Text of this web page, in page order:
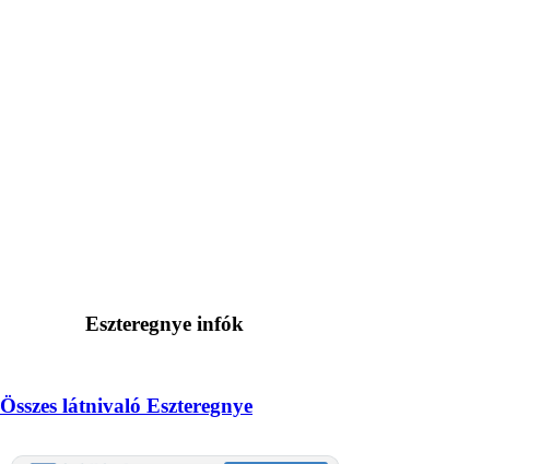
Eszteregnye infók
Összes látnivaló Eszteregnye